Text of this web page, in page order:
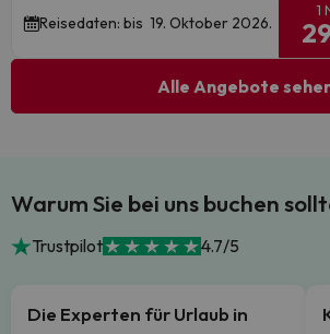
Reisedaten: bis 19. Oktober 2026.
1
Alle Angebote
Warum Sie bei uns buchen
Trustpilot 4.7/5
Die Experten für Urlaub in